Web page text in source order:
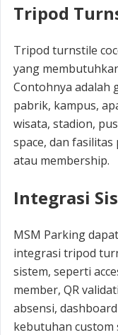
Tripod
Tripod turnstile
yang
Contohnya adalah
pabrik, kampus,
wisata, stadion,
space, dan
atau membership.
Integrasi
MSM Parking
integrasi tripod
sistem, seperti
member, QR
absensi,
kebutuhan custom